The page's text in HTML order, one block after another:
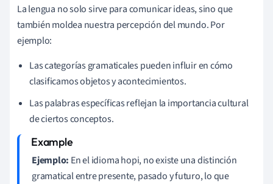
La lengua no solo sirve para comunicar ideas, sino que
también moldea nuestra percepción del mundo. Por
ejemplo:
Las categorías gramaticales pueden influir en cómo
clasificamos objetos y acontecimientos.
Las palabras específicas reflejan la importancia cultural
de ciertos conceptos.
Ejemplo: En el idioma hopi, no existe una distinción
gramatical entre presente, pasado y futuro, lo que